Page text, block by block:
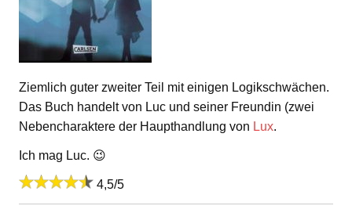
Ziemlich guter zweiter Teil mit einigen Logikschwächen.
Das Buch handelt von Luc und seiner Freundin (zwei
Nebencharaktere der Haupthandlung von Lux.
Ich mag Luc. 😉
4,5/5